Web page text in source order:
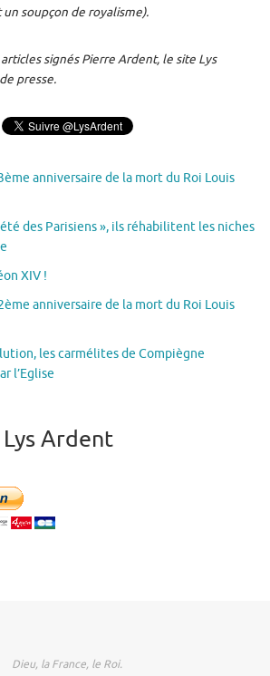
un soupçon de royalisme).
signés Pierre Ardent, le site Lys
presse.
anniversaire de la mort du Roi Louis
des Parisiens », ils réhabilitent les niches
XIV !
anniversaire de la mort du Roi Louis
les carmélites de Compiègne
l’Eglise
Ardent
Dieu, la France, le Roi.